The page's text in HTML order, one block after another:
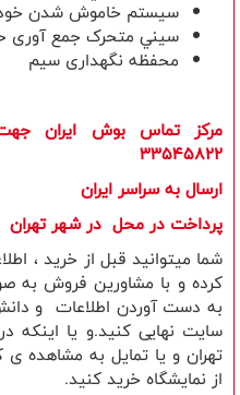
سيستم خاموش شدن
سيني متحرک جمع آوری
محفظه نگهداری سيم
مرکز تماس بوش ایران
33545822
ارسال به سراسر ایران
​پرداخت در محل در شهر تهران
شما میتوانید قبل از خرید ،
کرده و با مشاورین فروش به
به دست آوردن اطلاعات و
سایت نهایی کنید.و یا
تهران و یا تمایل به مشاهده
از نمایشگاه خرید کنید.